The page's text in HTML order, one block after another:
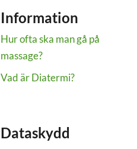
Information
Hur ofta ska man gå på
massage?
Vad är Diatermi?
Dataskydd